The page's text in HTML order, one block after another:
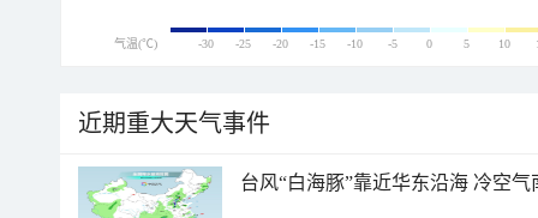
气温(℃) -30 -25 -20 -15 -10 -5 0 5 10
近期重大天气事件
台风“白海豚”靠近华东沿海 冷空